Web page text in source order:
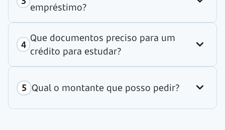
empréstimo?
Que documentos preciso para um
crédito para estudar?
Qual o montante que posso pedir?